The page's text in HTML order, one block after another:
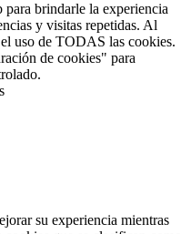
brindarle la experiencia
y visitas repetidas. Al
uso de TODAS las cookies.
de cookies" para
su experiencia mientras